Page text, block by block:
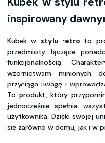
inspirowany
Kubek w stylu retro to
przedmioty łączące
funkcjonalnością.
wzornictwem minionych
przyciąga uwagę i
To produkt, który
jednocześnie spełnia
użytkownika. Dzięki swojej
się zarówno w domu, jak i w